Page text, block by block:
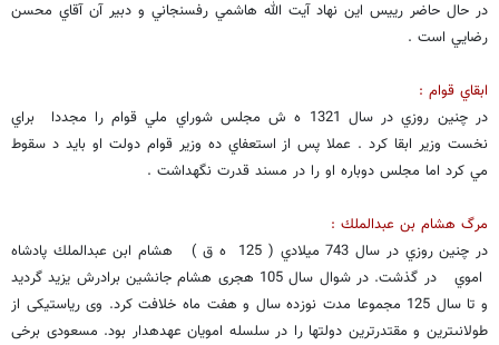
در حال حاضر رييس اين نهاد آيت الله هاشمي رفسنجاني و دبير آن آقاي محسن
رضايي است .
ابقاي قوام :
در چنين روزي در سال 1321 ه ش مجلس شوراي ملي قوام را مجددا براي
نخست وزير ابقا كرد . عملا پس از استعفاي ده وزير قوام دولت او بايد د سقوط
مي كرد اما مجلس دوباره او را در مسند قدرت نگهداشت .
مرگ هشام بن عبدالملك :
در چنين روزي در سال 743 ميلادي ( 125 ه ق ) هشام ابن عبدالملك پادشاه
اموي در گذشت. در شوال سال 105 هجرى هشام جانشين برادرش يزيد گرديد
و تا سال 125 مجموعا مدت نوزده سال و هفت ماه خلافت كرد. وى رياست‏يكى از
طولانى‏ترين و مقتدرترين دولتها را در سلسله امويان عهده‏دار بود. مسعودى برخى